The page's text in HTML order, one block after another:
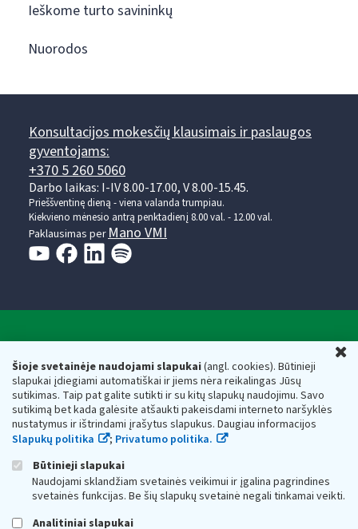
Šioje svetainėje naudojami slapukai(angl. cookies). Būtinieji
slapukai įdiegiami automatiškai ir jiems nėra reikalingas Jūsų
sutikimas. Taip pat galite sutikti ir su kitų slapukų naudojimu. Savo
sutikimą bet kada galėsite atšaukti pakeisdami interneto naršyklės
nustatymus ir ištrindami įrašytus slapukus. Daugiau informacijos
Slapukų politika
; Privatumo politika.
Būtinieji slapukai
Naudojami sklandžiam svetainės veikimui ir įgalina pagrindines
svetainės funkcijas. Be šių slapukų svetainė negali tinkamai veikti.
Analitiniai slapukai
Ieškome turto savininkų
Nuorodos
Konsultacijos mokesčių klausimais ir paslaugos
gyventojams:
+370 5 260 5060
Darbo laikas: I-IV 8.00-17.00, V 8.00-15.45.
Prieššventinę dieną - viena valanda trumpiau.
Kiekvieno mėnesio antrą penktadienį 8.00 val. - 12.00 val.
Paklausimas perMano VMI
Valstybinė mokesčių inspekcija prie Lietuvos
Respublikos finansų ministerijos
Biudžetinė įstaiga. Juridinio asmens kodas — 188659752,
adresas: Vasario 16-osios g. 14, 01107 Vilnius, Lietuva, el.paštas:
vmi@vmi.lt , E. pristatymo dėžutės adresas 188659752
Duomenys apie Valstybinę mokesčių inspekciją prie Lietuvos
Respublikos finansų ministerijos kaupiami ir saugomi Juridinių